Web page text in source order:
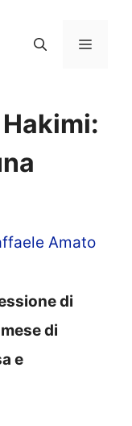
Menu
Amato
di
di
e